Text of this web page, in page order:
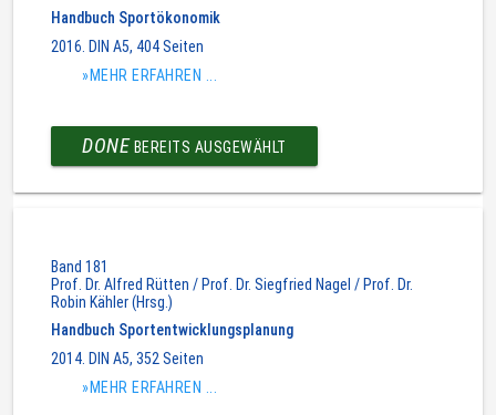
Handbuch Sportökonomik
2016. DIN A5, 404 Seiten
»MEHR ERFAHREN ...
DONE BEREITS AUSGEWÄHLT
Band 181
Prof. Dr. Alfred Rütten / Prof. Dr. Siegfried Nagel / Prof. Dr.
Robin Kähler (Hrsg.)
Handbuch Sportentwicklungsplanung
2014. DIN A5, 352 Seiten
»MEHR ERFAHREN ...